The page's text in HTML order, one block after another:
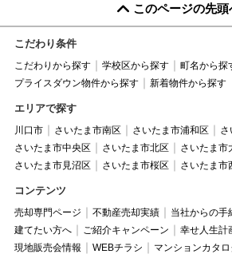
このページの先頭
こだわり条件
こだわりから探す 学校区から探す
町名から探
プライスダウン物件から探す
新着物件から探す
エリアで探す
川口市 さいたま市南区 さいたま市浦和区
さ
さいたま市中央区
さいたま市北区
さいたま市
さいたま市見沼区
さいたま市桜区 さいたま市
コンテンツ
売却専門ページ 不動産売却実績
当社からの手
建てたい方へ
ご紹介キャンペーン
幸せ人生計
現地販売会情報
WEBチラシ マンションカタ